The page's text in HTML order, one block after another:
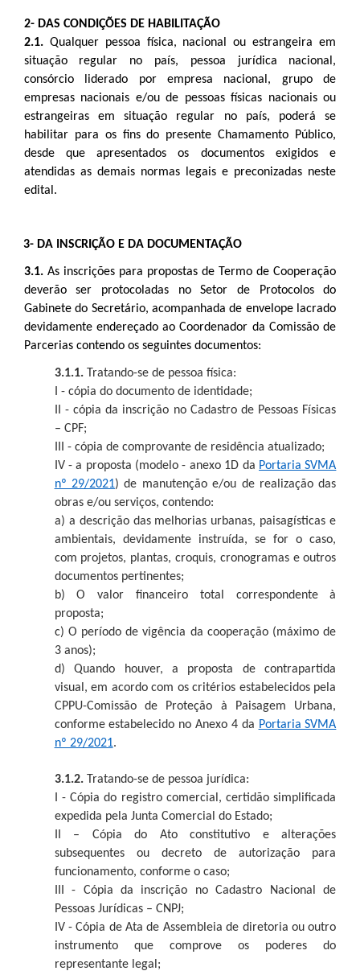
2- DAS CONDIÇÕES DE HABILITAÇÃO
2.1.Qualquer pessoa física, nacional ou estrangeira em
situação regular no país, pessoa jurídica nacional,
consórcio liderado por empresa nacional, grupo de
empresas nacionais e/ou de pessoas físicas nacionais ou
estrangeiras em situação regular no país, poderá se
habilitar para os fins do presente Chamamento Público,
desde que apresentados os documentos exigidos e
atendidas as demais normas legais e preconizadas neste
edital.
3- DA INSCRIÇÃO E DA DOCUMENTAÇÃO
3.1.As inscrições para propostas de Termo de Cooperação
deverão ser protocoladas no Setor de Protocolos do
Gabinete do Secretário, acompanhada de envelope lacrado
devidamente endereçado ao Coordenador da Comissão de
Parcerias contendo os seguintes documentos:
3.1.1.Tratando-se de pessoa física:
I - cópia do documento de identidade;
II - cópia da inscrição no Cadastro de Pessoas Físicas
– CPF;
III - cópia de comprovante de residência atualizado;
IV - a proposta (modelo - anexo 1D da Portaria SVMA
nº 29/2021) de manutenção e/ou de realização das
obras e/ou serviços, contendo:
a) a descrição das melhorias urbanas, paisagísticas e
ambientais, devidamente instruída, se for o caso,
com projetos, plantas, croquis, cronogramas e outros
documentos pertinentes;
b) O valor financeiro total correspondente à
proposta;
c) O período de vigência da cooperação (máximo de
3 anos);
d) Quando houver, a proposta de contrapartida
visual, em acordo com os critérios estabelecidos pela
CPPU-Comissão de Proteção à Paisagem Urbana,
conforme estabelecido no Anexo 4 da Portaria SVMA
nº 29/2021.
3.1.2.Tratando-se de pessoa jurídica:
I - Cópia do registro comercial, certidão simplificada
expedida pela Junta Comercial do Estado;
II – Cópia do Ato constitutivo e alterações
subsequentes ou decreto de autorização para
funcionamento, conforme o caso;
III - Cópia da inscrição no Cadastro Nacional de
Pessoas Jurídicas – CNPJ;
IV - Cópia de Ata de Assembleia de diretoria ou outro
instrumento que comprove os poderes do
representante legal;